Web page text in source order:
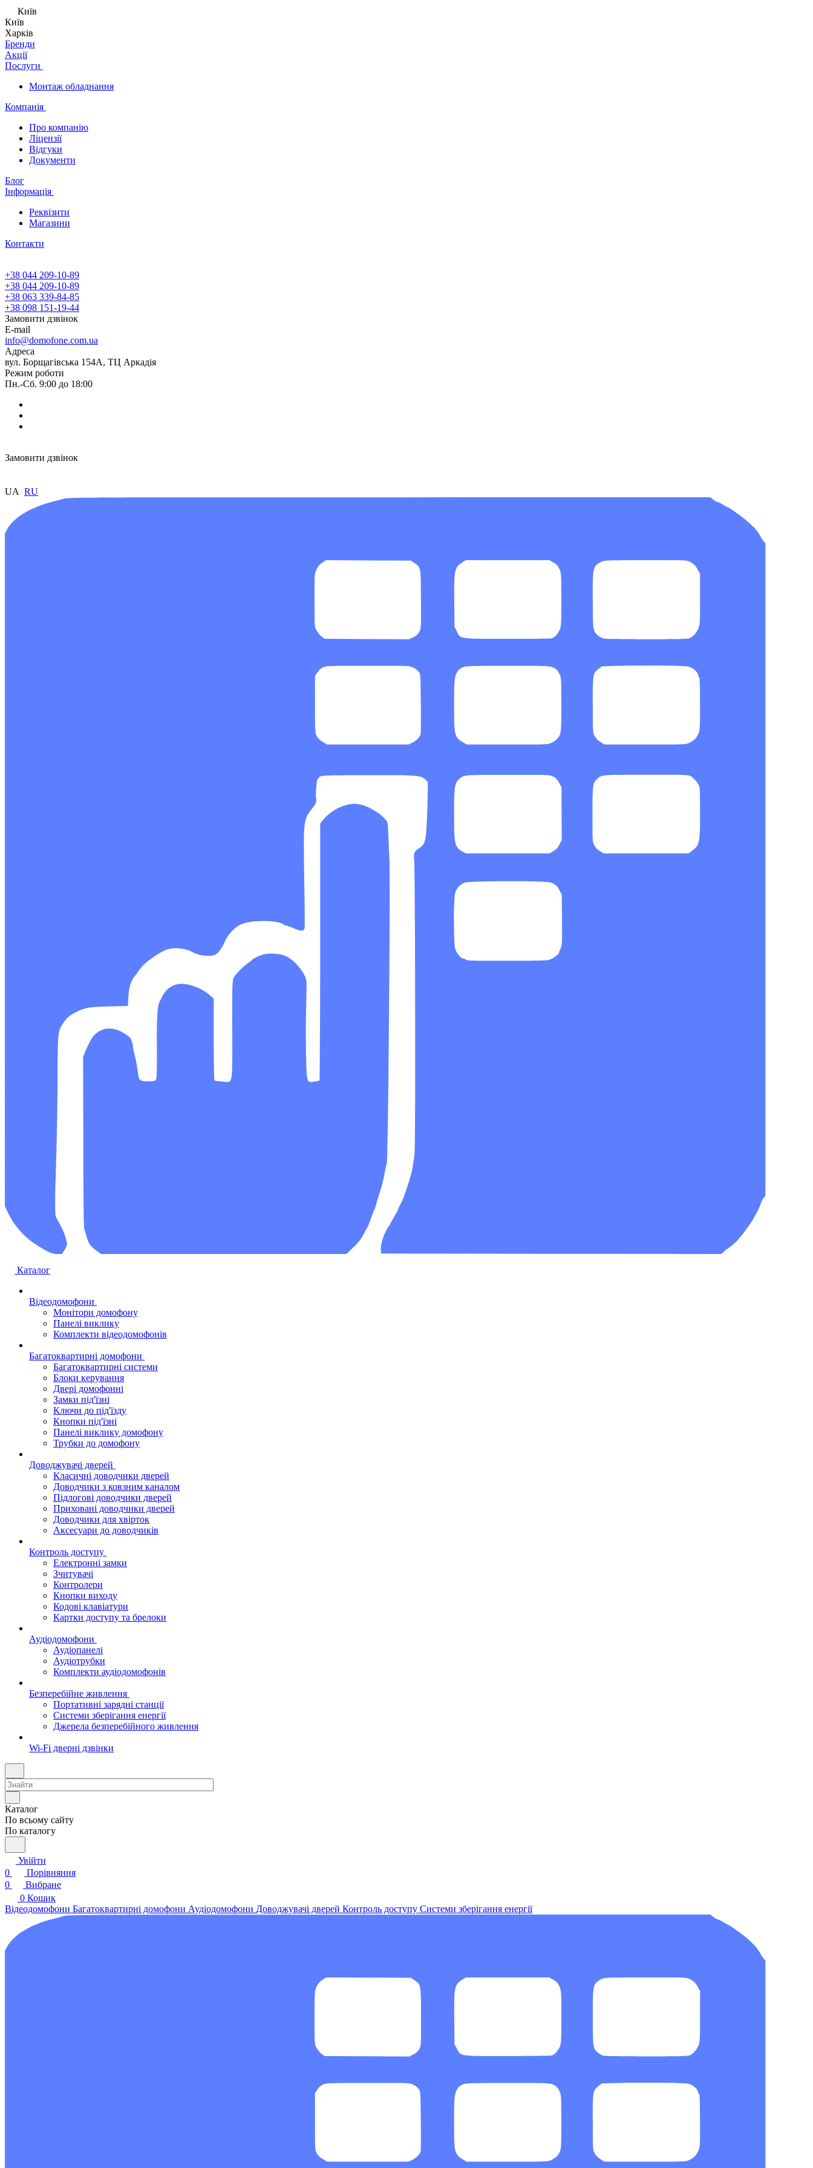
Київ
Київ
Харків
Бренди
Акції
Послуги
Монтаж обладнання
Компанія
Про компанію
Ліцензії
Відгуки
Документи
Блог
Інформація
Реквізити
Магазини
Контакти
+38 044 209-10-89
+38 044 209-10-89
+38 063 339-84-85
+38 098 151-19-44
Замовити дзвінок
E-mail
info@domofone.com.ua
Адреса
вул. Борщагівська 154А, ТЦ Аркадія
Режим роботи
Пн.-Сб. 9:00 до 18:00
Замовити дзвінок
UA RU
Каталог
Відеодомофони
Монітори домофону
Панелі виклику
Комплекти відеодомофонів
Багатоквартирні домофони
Багатоквартирні системи
Блоки керування
Двері домофонні
Замки під'їзні
Ключи до під'їзду
Кнопки під'їзні
Панелі виклику домофону
Трубки до домофону
Доводжувачі дверей
Класичні доводчики дверей
Доводчики з ковзним каналом
Підлогові доводчики дверей
Приховані доводчики дверей
Доводчики для хвірток
Аксесуари до доводчиків
Контроль доступу
Електронні замки
Зчитувачі
Контролери
Кнопки виходу
Кодові клавіатури
Картки доступу та брелоки
Аудіодомофони
Аудіопанелі
Аудіотрубки
Комплекти аудіодомофонів
Безперебійне живлення
Портативні зарядні станції
Системи зберігання енергії
Джерела безперебійного живлення
Wi-Fi дверні дзвінки
Каталог
По всьому сайту
По каталогу
Увійти
0
Порівняння
0
Вибране
0 Кошик
Відеодомофони Багатоквартирні домофони Аудіодомофони Доводжувачі дверей Контроль доступу Системи зберігання енергії